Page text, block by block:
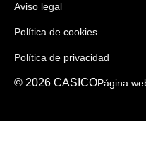
© 2026 CASICOPágina
Aviso legal
Política de cookies
Política de privacidad